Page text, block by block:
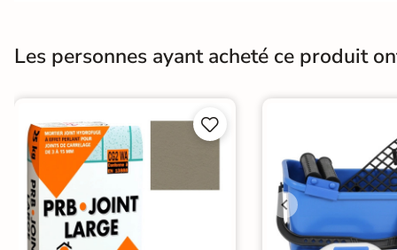
Surface Antidérapante
Choix 1er Choix
Support Ancien carrelage
Origine
Les personnes ayant acheté ce produit

